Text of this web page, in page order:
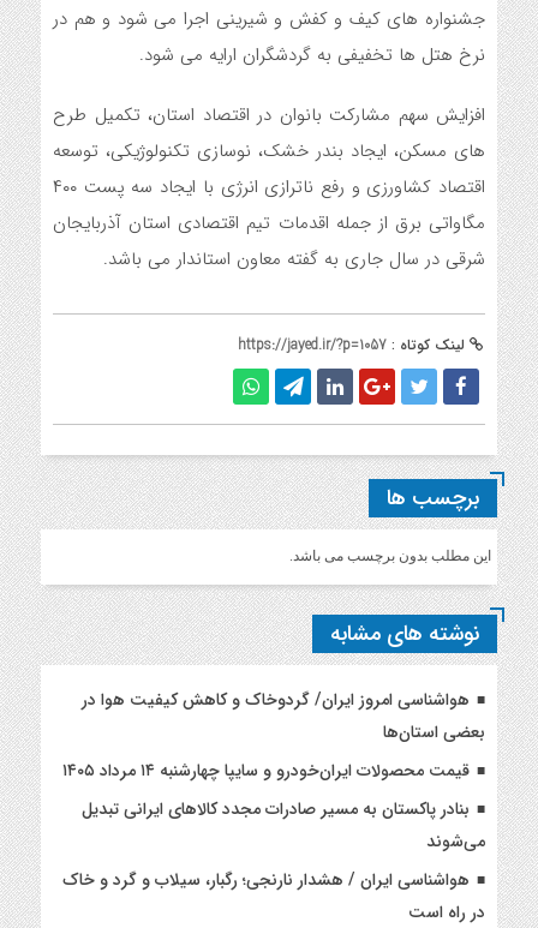
جشنواره های کیف و کفش و شیرینی اجرا می شود و هم در
نرخ هتل ها تخفیفی به گردشگران ارایه می شود.
افزایش سهم مشارکت بانوان در اقتصاد استان، تکمیل طرح
های مسکن، ایجاد بندر خشک، نوسازی تکنولوژیکی، توسعه
اقتصاد کشاورزی و رفع ناترازی انرژی با ایجاد سه پست ۴۰۰
مگاواتی برق از جمله اقدمات تیم اقتصادی استان آذربایجان
شرقی در سال جاری به گفته معاون استاندار می باشد.
لینک کوتاه : https://jayed.ir/?p=1057
برچسب ها
این مطلب بدون برچسب می باشد.
نوشته های مشابه
هواشناسی امروز ایران/ گردوخاک و کاهش کیفیت هوا در
بعضی استان‌ها
قیمت محصولات ایران‌خودرو و سایپا چهارشنبه ۱۴ مرداد ۱۴۰۵
بنادر پاکستان به مسیر صادرات مجدد کالاهای ایرانی تبدیل
می‌شوند
هواشناسی ایران / هشدار نارنجی؛ رگبار، سیلاب و گرد و خاک
در راه است